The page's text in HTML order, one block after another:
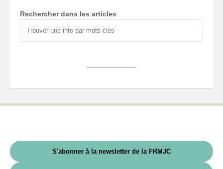
Rechercher dans les articles
S'abonner à la newsletter de la FRMJC